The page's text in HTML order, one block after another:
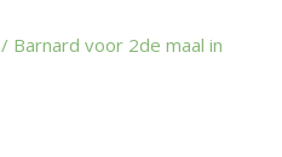
Barnard voor 2de maal in